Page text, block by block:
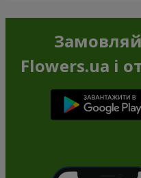
Flowers.ua і